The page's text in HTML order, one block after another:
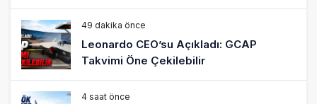
49 dakika önce
Leonardo CEO’su Açıkladı: GCAP
Takvimi Öne Çekilebilir
4 saat önce